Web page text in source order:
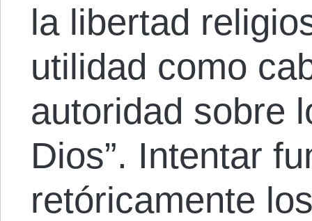
la libertad
utilidad como
autoridad sobre
Dios”. Intentar
retóricamente